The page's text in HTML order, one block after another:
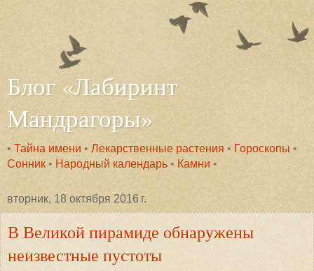
Блог «Лабиринт
Мандрагоры»
• Тайна имени • Лекарственные растения • Гороскопы •
Сонник • Народный календарь • Камни •
вторник, 18 октября 2016 г.
В Великой пирамиде обнаружены
неизвестные пустоты